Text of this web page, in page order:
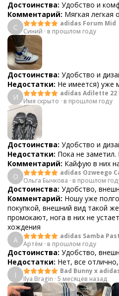
Достоинства: Удобство и
Комментарий: Мягкая легкая
С
adidas Forum Mid
Синий · в прошлом году
Достоинства: Удобство и
Недостатки: Не имеется) уже
И
adidas Adilette 22
Имя скрыто · в прошлом году
Достоинства: Удобство и
Недостатки: Пока не
Комментарий: Кайфую в них
О
adidas Ozweego
Ольга Бычкова · в прошлом
Достоинства: Удобство,
Комментарий: Ношу уже
покупкой, внешний вид такой
промокают, нога в них не
хождения
А
adidas Samba
Артём · в прошлом году
Достоинства: Удобство,
Недостатки: Нет, все
I
Bad Bunny x
Ilya Bragin · 5 месяцев назад